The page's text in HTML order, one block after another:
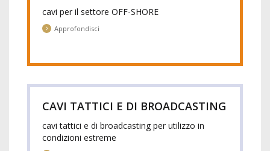
cavi per il settore OFF-SHORE
Approfondisci
CAVI TATTICI E DI BROADCASTING
cavi tattici e di broadcasting per utilizzo in
condizioni estreme